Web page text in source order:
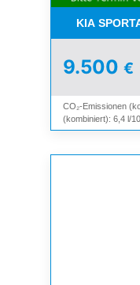
KIA
9.500 €
CO₂-Emissionen
(kombiniert): 6,4 l/